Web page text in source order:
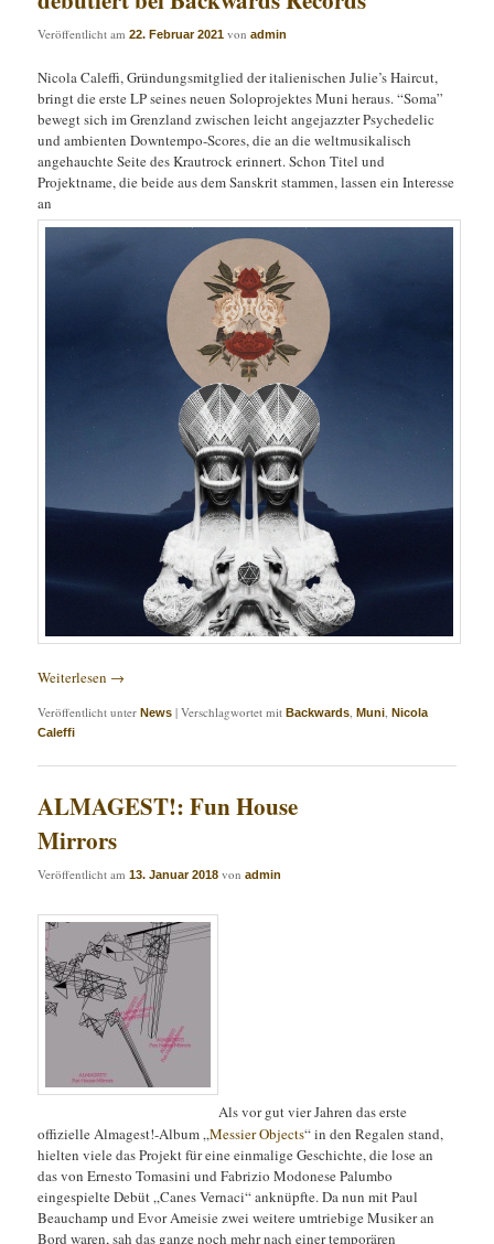
Veröffentlicht am22. Februar 2021 vonadmin
Nicola Caleffi, Gründungsmitglied der italienischen Julie’s Haircut,
bringt die erste LP seines neuen Soloprojektes Muni heraus. “Soma”
bewegt sich im Grenzland zwischen leicht angejazzter Psychedelic
und ambienten Downtempo-Scores, die an die weltmusikalisch
angehauchte Seite des Krautrock erinnert. Schon Titel und
Projektname, die beide aus dem Sanskrit stammen, lassen ein Interesse
an
Weiterlesen →
Veröffentlicht unter News |Verschlagwortet mit Backwards ,Muni ,Nicola
Caleffi
ALMAGEST!: Fun House
Mirrors
Veröffentlicht am13. Januar 2018 vonadmin
Als vor gut vier Jahren das erste
offizielle Almagest!-Album „Messier Objects“ in den Regalen stand,
hielten viele das Projekt für eine einmalige Geschichte, die lose an
das von Ernesto Tomasini und Fabrizio Modonese Palumbo
eingespielte Debüt „Canes Vernaci“ anknüpfte. Da nun mit Paul
Beauchamp und Evor Ameisie zwei weitere umtriebige Musiker an
Bord waren, sah das ganze noch mehr nach einer temporären